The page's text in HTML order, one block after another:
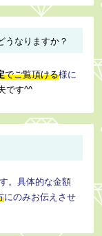
うなりますか？
でご覧頂ける様に
です^^
。具体的な金額
にのみお伝えさせ